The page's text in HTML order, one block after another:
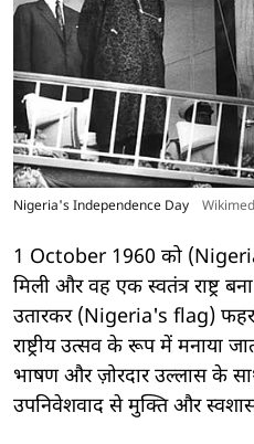
Nigeria's Independence Day
1 October 1960 को
मिली और वह एक स्वतंत्र राष्ट्र
उतारकर (Nigeria's flag)
राष्ट्रीय उत्सव के रूप में मनाया
भाषण और ज़ोरदार उल्लास के
उपनिवेशवाद से मुक्ति और